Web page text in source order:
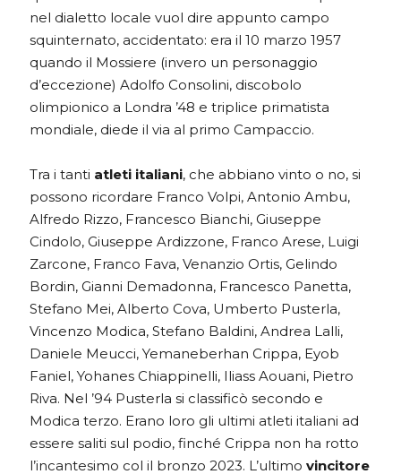
nel dialetto locale vuol dire appunto campo
squinternato, accidentato: era il 10 marzo 1957
quando il Mossiere (invero un personaggio
d’eccezione) Adolfo Consolini, discobolo
olimpionico a Londra ’48 e triplice primatista
mondiale, diede il via al primo Campaccio.
Tra i tanti atleti italiani, che abbiano vinto o no, si
possono ricordare Franco Volpi, Antonio Ambu,
Alfredo Rizzo, Francesco Bianchi, Giuseppe
Cindolo, Giuseppe Ardizzone, Franco Arese, Luigi
Zarcone, Franco Fava, Venanzio Ortis, Gelindo
Bordin, Gianni Demadonna, Francesco Panetta,
Stefano Mei, Alberto Cova, Umberto Pusterla,
Vincenzo Modica, Stefano Baldini, Andrea Lalli,
Daniele Meucci, Yemaneberhan Crippa, Eyob
Faniel, Yohanes Chiappinelli, Iliass Aouani, Pietro
Riva. Nel ’94 Pusterla si classificò secondo e
Modica terzo. Erano loro gli ultimi atleti italiani ad
essere saliti sul podio, finché Crippa non ha rotto
l’incantesimo col il bronzo 2023. L’ultimo vincitore